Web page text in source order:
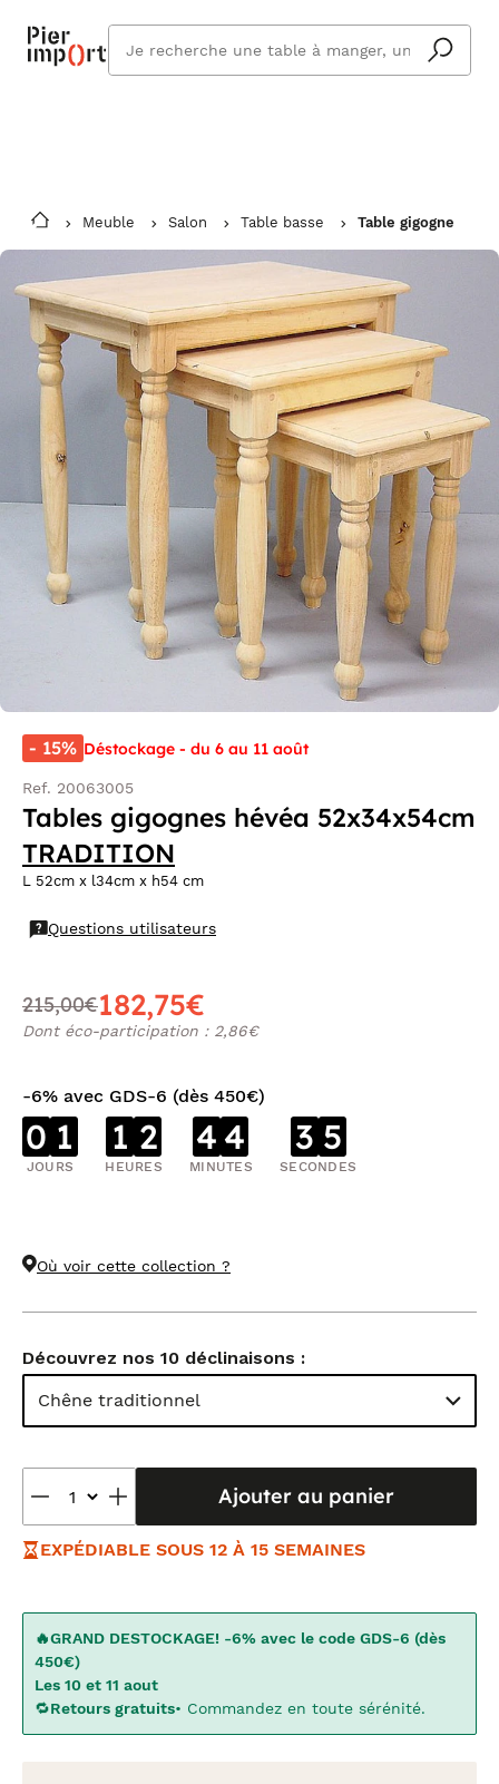
Vous êtes absent ? Pier Import s'adapte
et vous livre à votre retour.
En savoir plus
cherchez
vous ?
Meuble Salon Table basse Table gigogne
- 15% Déstockage - du 6 au 11 août
Ref. 20063005
Tables gigognes hévéa 52x34x54cm
TRADITION
L 52cm x l34cm x h54 cm
Questions utilisateurs
215,00€182,75€
Dont éco-participation : 2,86€
-6% avec GDS-6 (dès 450€)
0 1
JOURS
1 2
HEURES
4 4
MINUTES
3 5
SECONDES
Où voir cette collection ?
Découvrez nos 10 déclinaisons :
Chêne traditionnel
Ajouter au panier
EXPÉDIABLE SOUS 12 À 15 SEMAINES
🔥GRAND DESTOCKAGE! -6% avec le code GDS-6 (dès
450€)
Les 10 et 11 aout
🔁Retours gratuits• Commandez en toute sérénité.